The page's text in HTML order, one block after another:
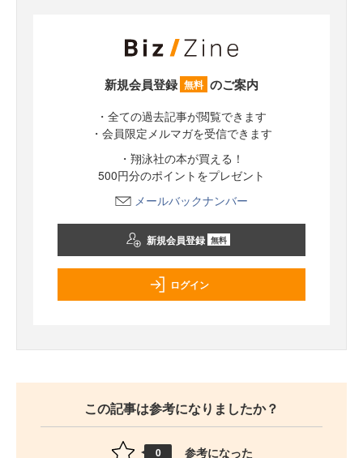
新規会員登録 無料 のご案内
・全ての過去記事が閲覧できます
・会員限定メルマガを受信できます
・翔泳社の本が買える！
500円分のポイントをプレゼント
メールバックナンバー
新規会員登録 無料
ログイン
この記事は参考になりましたか？
0 参考になった